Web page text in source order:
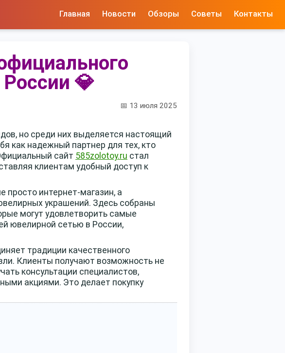
Главная Новости Обзоры Советы Контакты
💎
📅 13 июля 2025
но среди них выделяется настоящий
как надежный партнер для тех, кто
сайт 585zolotoy.ru стал
клиентам удобный доступ к
просто интернет-магазин, а
украшений. Здесь собраны
могут удовлетворить самые
ювелирной сетью в России,
традиции качественного
Клиенты получают возможность не
консультации специалистов,
акциями. Это делает покупку